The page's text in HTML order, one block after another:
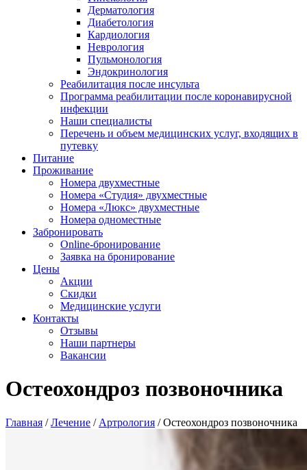
Дерматология
Диабетология
Кардиология
Неврология
Пульмонология
Эндокринология
Реабилитация после инсульта
Программа реабилитации после коронавирусной
инфекции
Наши специалисты
Перечень и объем медицинских услуг, входящих в
путевку
Питание
Проживание
Номера двухместные
Номера «Студия» двухместные
Номера «Люкс» двухместные
Номера одноместные
Забронировать
Online-бронирование
Заявка на бронирование
Цены
Акции
Скидки
Медицинские услуги
Контакты
Отзывы
Наши партнеры
Вакансии
Остеохондроз позвоночника
Главная /Лечение / Артрология /Остеохондроз позвоночника